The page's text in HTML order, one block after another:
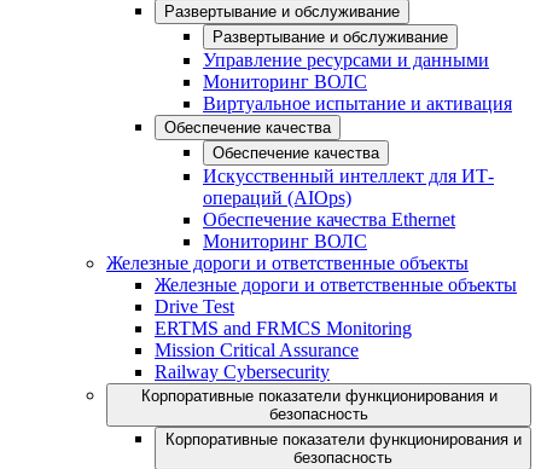
Развертывание и обслуживание
Развертывание и обслуживание
Управление ресурсами и данными
Мониторинг ВОЛС
Виртуальное испытание и активация
Обеспечение качества
Обеспечение качества
Искусственный интеллект для ИТ-
операций (AIOps)
Обеспечение качества Ethernet
Мониторинг ВОЛС
Железные дороги и ответственные объекты
Железные дороги и ответственные объекты
Drive Test
ERTMS and FRMCS Monitoring
Mission Critical Assurance
Railway Cybersecurity
Корпоративные показатели функционирования и
безопасность
Корпоративные показатели функционирования и
безопасность